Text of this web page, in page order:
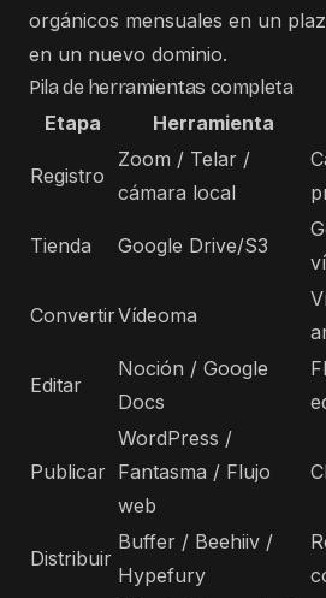
orgánicos mensuales en un
en un nuevo dominio.
Pila de herramientas completa
Etapa Herramienta
Registro
Zoom / Telar /
cámara local
Tienda Google Drive/S3
ConvertirVídeoma
Editar
Noción / Google
Docs
Publicar
WordPress /
Fantasma / Flujo
web
Distribuir
Buffer / Beehiiv /
Hypefury